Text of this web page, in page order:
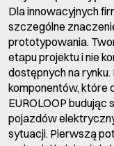
Dla innowacyjnych
szczególne
prototypowania.
etapu projektu i nie
dostępnych na
komponentów, które
EUROLOOP
pojazdów
sytuacji. Pierwszą